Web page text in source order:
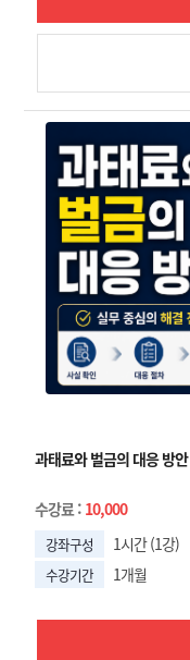
과태료와 벌금의 대응 방안
수강료: 10,000
강좌구성 1시간 (1강)
수강기간 1개월